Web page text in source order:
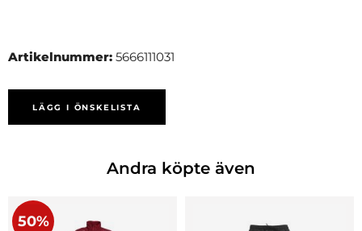
Artikelnummer: 5666111031
LÄGG I ÖNSKELISTA
Andra köpte även
50%